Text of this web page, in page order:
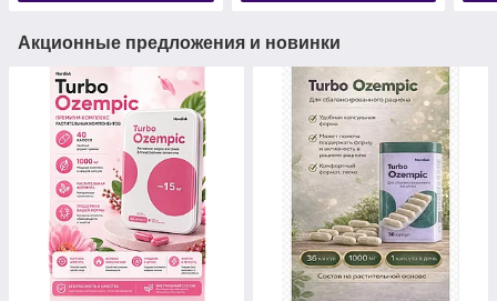
Акционные предложения и новинки